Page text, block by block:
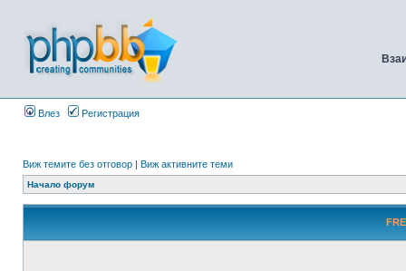
Влез Регистрация
Виж темите без отговор | Виж активните теми
Начало форум